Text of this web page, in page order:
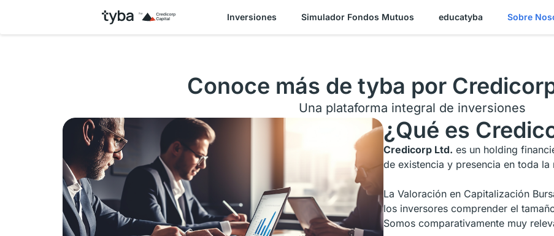
Inversiones Simulador Fondos Mutuos educatyba Sobre
Conoce más de tyba por
Una plataforma integral de inversiones
¿Qué es
Credicorp Ltd. es un holding
de existencia y presencia en toda la
La Valoración en Capitalización
los inversores comprender el
Somos comparativamente muy